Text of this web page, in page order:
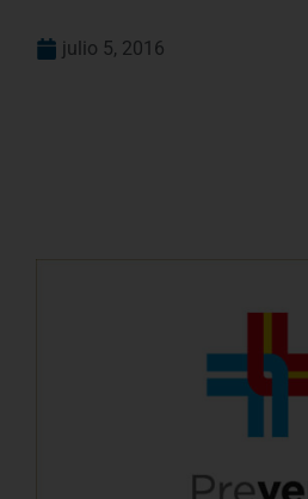
julio 5, 2016